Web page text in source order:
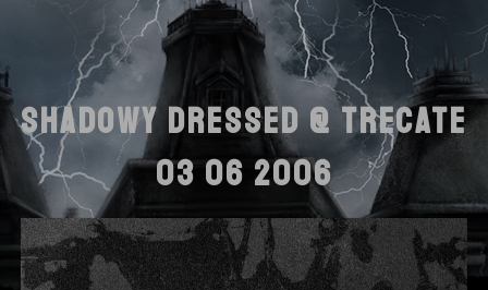
SHADOWY DRESSED @ TRECATE
03 06 2006